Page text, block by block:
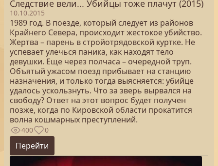
Следствие вели... Убийцы тоже плачут (2015)
10.10.2015
1989 год. В поезде, который следует из районов
Крайнего Севера, происходит жестокое убийство.
Жертва – парень в стройотрядовской куртке. Не
успевает улечься паника, как находят тело
девушки. Еще через полчаса – очередной труп.
Объятый ужасом поезд прибывает на станцию
назначения, и только тогда выясняется: убийце
удалось ускользнуть. Что за зверь вырвался на
свободу? Ответ на этот вопрос будет получен
позже, когда по Кировской области прокатится
волна кошмарных преступлений.
400 0
Перейти